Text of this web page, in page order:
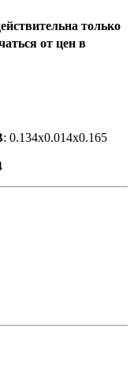
только
от цен в
: 0.134x0.014x0.165